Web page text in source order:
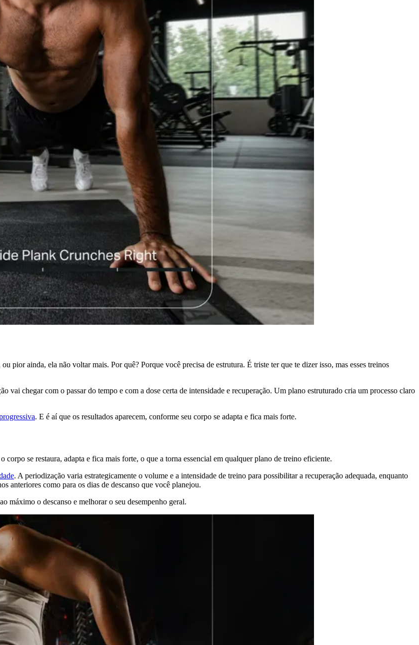
pior ainda, ela não voltar mais. Por quê? Porque você precisa de estrutura. É triste ter que te dizer isso, mas esses treinos
vai chegar com o passar do tempo e com a dose certa de intensidade e recuperação. Um plano estruturado cria um processo claro
. E é aí que os resultados aparecem, conforme seu corpo se adapta e fica mais forte.
corpo se restaura, adapta e fica mais forte, o que a torna essencial em qualquer plano de treino eficiente.
. A periodização varia estrategicamente o volume e a intensidade de treino para possibilitar a recuperação adequada, enquanto
anteriores como para os dias de descanso que você planejou.
máximo o descanso e melhorar o seu desempenho geral.